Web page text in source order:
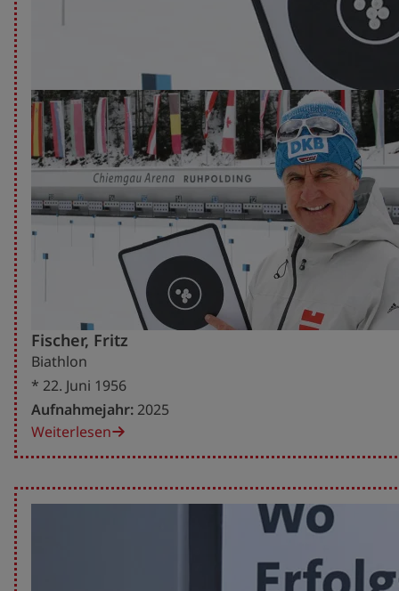
Fischer, Fritz
Biathlon
* 22. Juni 1956
Aufnahmejahr: 2025
Weiterlesen